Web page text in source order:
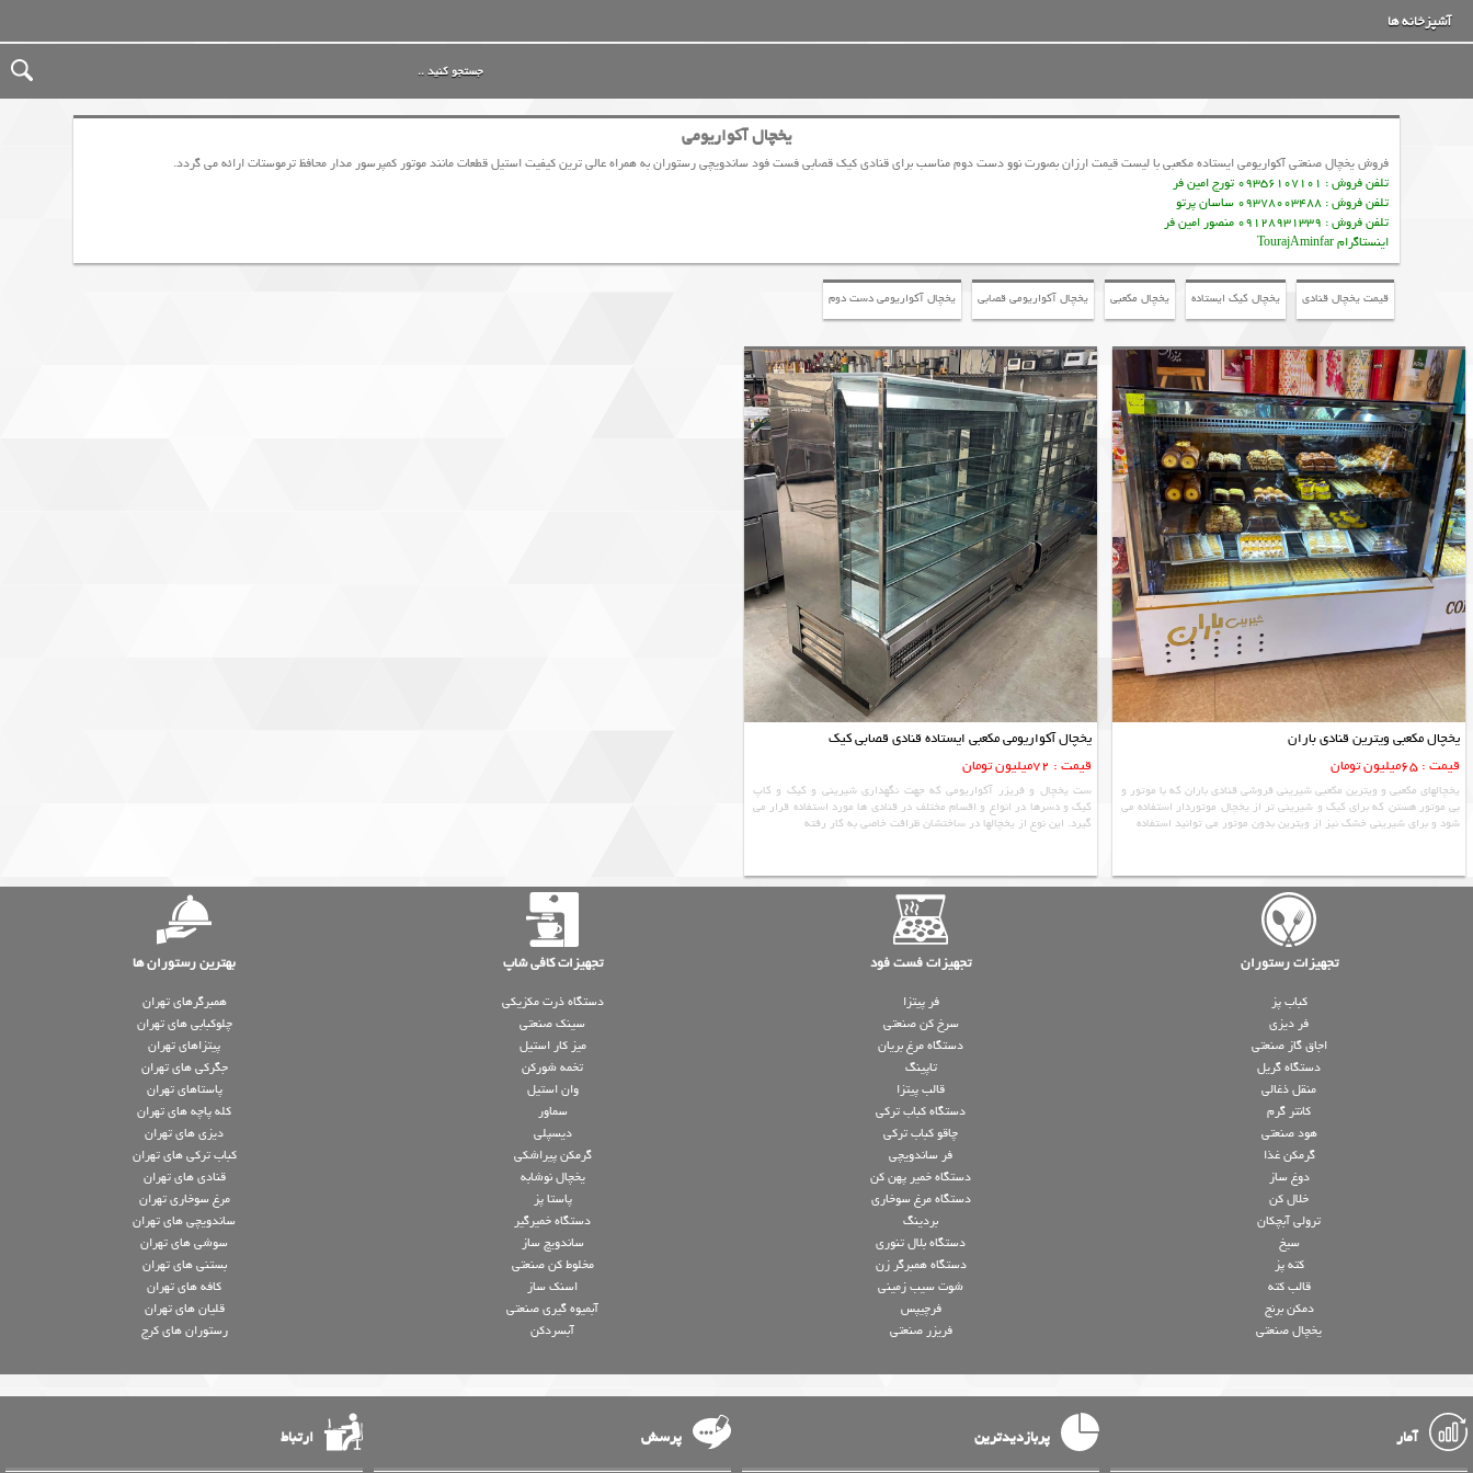
آشپزخانه ها
یخچال آکواریومی
فروش یخچال صنعتی آکواریومی ایستاده مکعبی با لیست قیمت ارزان بصورت نوو دست دوم مناسب برای قنادی کیک قصابی فست فود ساندویچی رستوران به همراه عالی ترین کیفیت استیل قطعات مانند موتور کمپرسور مدار محافظ ترموستات ارائه می گردد.
تلفن فروش : 09356107101 تورج امین فر
تلفن فروش : 09378003488 ساسان پرتو
تلفن فروش : 09128931339 منصور امین فر
اینستاگرام TourajAminfar
قیمت یخچال قنادی یخچال کیک ایستاده یخچال مکعبی یخچال آکواریومی قصابی یخچال آکواریومی دست دوم
یخچال مکعبی ویترین قنادی باران
قیمت : 65میلیون تومان
یخچالهای مکعبی و ویترین مکعبی شیرینی فروشی قنادی باران که با موتور و
بی موتور هستن که برای کیک و شیرینی تر از یخچال موتوردار استفاده می
شود و برای شیرینی خشک نیز از ویترین بدون موتور می توانید استفاده
یخچال آکواریومی مکعبی ایستاده قنادی قصابی کیک
قیمت : 72میلیون تومان
ست یخچال و فریزر آکواریومی که جهت نگهداری شیرینی و کیک و کاپ
کیک و دسرها در انواع و اقسام مختلف در قنادی ها مورد استفاده قرار می
گیرد. این نوع از یخچالها در ساختشان ظرافت خاصی به کار رفته
تجهیزات رستوران تجهیزات فست فود تجهیزات کافی شاپ بهترین رستوران ها
کباب پز
فر دیزی
اجاق گاز صنعتی
دستگاه گریل
منقل ذغالی
کانتر گرم
هود صنعتی
گرمکن غذا
دوغ ساز
خلال کن
ترولی آبچکان
سیخ
کته پز
قالب کته
دمکن برنج
یخچال صنعتی
فر پیتزا
سرخ کن صنعتی
دستگاه مرغ بریان
تاپینگ
قالب پیتزا
دستگاه کباب ترکی
چاقو کباب ترکی
فر ساندویچی
دستگاه خمیر پهن کن
دستگاه مرغ سوخاری
بردینگ
دستگاه بلال تنوری
دستگاه همبرگر زن
شوت سیب زمینی
فرچیپس
فریزر صنعتی
دستگاه ذرت مکزیکی
سینک صنعتی
میز کار استیل
تخمه شورکن
وان استیل
سماور
دیسپلی
گرمکن پیراشکی
یخچال نوشابه
پاستا پز
دستگاه خمیرگیر
ساندویچ ساز
مخلوط کن صنعتی
اسنک ساز
آبمیوه گیری صنعتی
آبسردکن
همبرگرهای تهران
چلوکبابی های تهران
پیتزاهای تهران
جگرکی های تهران
پاستاهای تهران
کله پاچه های تهران
دیزی های تهران
کباب ترکی های تهران
قنادی های تهران
مرغ سوخاری تهران
ساندویچی های تهران
سوشی های تهران
بستنی های تهران
کافه های تهران
قلیان های تهران
رستوران های کرج
آمار پربازدیدترین پرسش ارتباط